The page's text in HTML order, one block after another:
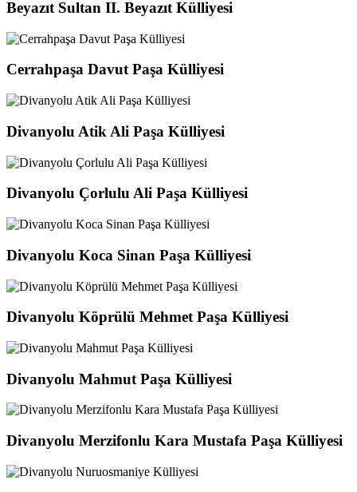
Beyazıt Sultan II. Beyazıt Külliyesi
Cerrahpaşa Davut Paşa Külliyesi
Divanyolu Atik Ali Paşa Külliyesi
Divanyolu Çorlulu Ali Paşa Külliyesi
Divanyolu Koca Sinan Paşa Külliyesi
Divanyolu Köprülü Mehmet Paşa Külliyesi
Divanyolu Mahmut Paşa Külliyesi
Divanyolu Merzifonlu Kara Mustafa Paşa Külliyesi